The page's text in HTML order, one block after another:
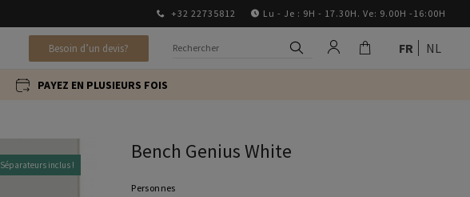
+32 22735812 Lu - Je : 9H - 17.30H. Ve: 9.00H -16:00H
Besoin d’un devis? FR NL
PAYEZ EN PLUSIEURS FOIS
Séparateurs inclus !
Bench Genius White
Personnes